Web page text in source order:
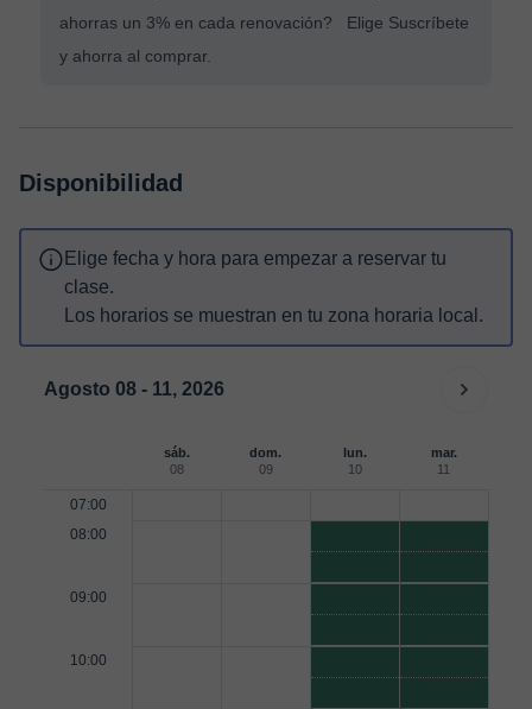
ahorras un 3% en cada renovación? Elige Suscríbete
y ahorra al comprar.
Disponibilidad
Elige fecha y hora para empezar a reservar tu
clase.
Los horarios se muestran en tu zona horaria local.
Agosto 08 - 11, 2026
sáb.
08
dom.
09
lun.
10
mar.
11
07:00
08:00
09:00
10:00